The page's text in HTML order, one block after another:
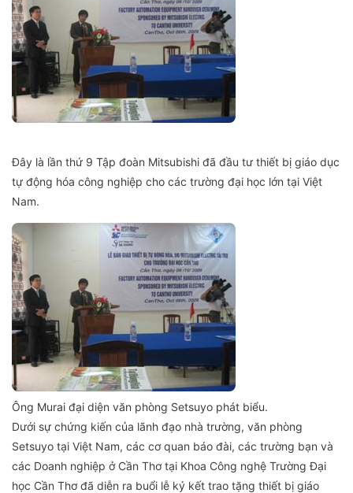
Đây là lần thứ 9 Tập đoàn Mitsubishi đã đầu tư thiết bị giáo dục
tự động hóa công nghiệp cho các trường đại học lớn tại Việt
Nam.
Ông Murai đại diện văn phòng Setsuyo phát biểu.
Dưới sự chứng kiến của lãnh đạo nhà trường, văn phòng
Setsuyo tại Việt Nam, các cơ quan báo đài, các trường bạn và
các Doanh nghiệp ở Cần Thơ tại Khoa Công nghệ Trường Đại
học Cần Thơ đã diễn ra buổi lễ ký kết trao tặng thiết bị giáo